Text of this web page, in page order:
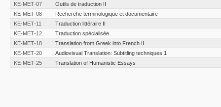
ΚΕ-ΜΕΤ-07
Outils de traduction ΙΙ
ΚΕ-ΜΕΤ-08
Recherche terminologique et documentaire
ΚΕ-ΜΕΤ-11
Traduction littéraire II
ΚΕ-ΜΕΤ-12
Traduction spécialisée
ΚΕ-ΜΕΤ-18
Translation from Greek into French II
ΚΕ-ΜΕΤ-20
Audiovisual Translation: Subtitling techniques 1
ΚΕ-ΜΕΤ-25
Translation of Humanistic Essays